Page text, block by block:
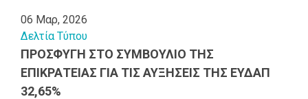
06 Μαρ, 2026
Δελτία Τύπου
ΠΡΟΣΦΥΓΗ ΣΤΟ ΣΥΜΒΟΥΛΙΟ ΤΗΣ
ΕΠΙΚΡΑΤΕΙΑΣ ΓΙΑ ΤΙΣ ΑΥΞΗΣΕΙΣ ΤΗΣ ΕΥΔΑΠ
32,65%